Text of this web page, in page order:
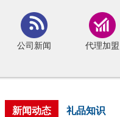
公司新闻 代理加盟
新闻动态 礼品知识